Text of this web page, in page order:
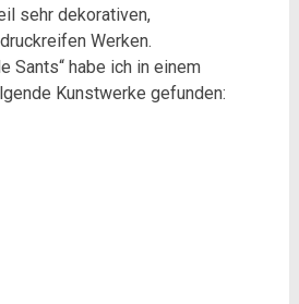
sehr dekorativen,
Werken.
Sants“ habe ich in einem
Kunstwerke gefunden: